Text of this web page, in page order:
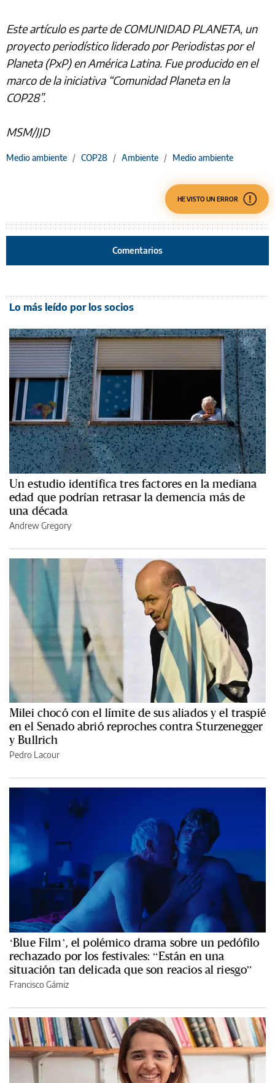
Este artículo es parte de COMUNIDAD PLANETA, un
proyecto periodístico liderado por Periodistas por el
Planeta (PxP) en América Latina. Fue producido en el
marco de la iniciativa “Comunidad Planeta en la
COP28”.
MSM/JJD
Medio ambiente / COP28 / Ambiente / Medio ambiente
HE VISTO UN ERROR
Comentarios
Lo más leído por los socios
Un estudio identifica tres factores en la mediana
edad que podrían retrasar la demencia más de
una década
Andrew Gregory
Milei chocó con el límite de sus aliados y el traspié
en el Senado abrió reproches contra Sturzenegger
y Bullrich
Pedro Lacour
‘Blue Film’, el polémico drama sobre un pedófilo
rechazado por los festivales: “Están en una
situación tan delicada que son reacios al riesgo”
Francisco Gámiz